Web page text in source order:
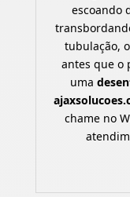
escoando
tubulação,
antes que o
uma
chame no